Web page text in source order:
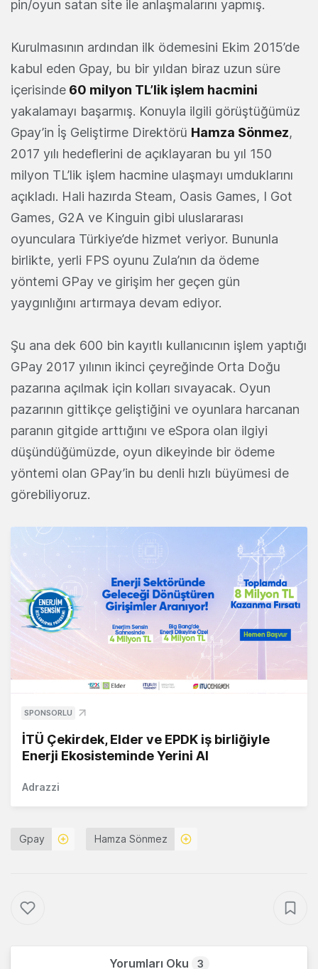
pin/oyun satan site ile anlaşmalarını yapmış.
Kurulmasının ardından ilk ödemesini Ekim 2015’de
kabul eden Gpay, bu bir yıldan biraz uzun süre
içerisinde 60 milyon TL’lik işlem hacmini
yakalamayı başarmış. Konuyla ilgili görüştüğümüz
Gpay’in İş Geliştirme Direktörü Hamza Sönmez,
2017 yılı hedeflerini de açıklayaran bu yıl 150
milyon TL’lik işlem hacmine ulaşmayı umduklarını
açıkladı. Hali hazırda Steam, Oasis Games, I Got
Games, G2A ve Kinguin gibi uluslararası
oyunculara Türkiye’de hizmet veriyor. Bununla
birlikte, yerli FPS oyunu Zula’nın da ödeme
yöntemi GPay ve girişim her geçen gün
yaygınlığını artırmaya devam ediyor.
Şu ana dek 600 bin kayıtlı kullanıcının işlem yaptığı
GPay 2017 yılının ikinci çeyreğinde Orta Doğu
pazarına açılmak için kolları sıvayacak. Oyun
pazarının gittikçe geliştiğini ve oyunlara harcanan
paranın gitgide arttığını ve eSpora olan ilgiyi
düşündüğümüzde, oyun dikeyinde bir ödeme
yöntemi olan GPay’in bu denli hızlı büyümesi de
görebiliyoruz.
SPONSORLU
İTÜ Çekirdek, Elder ve EPDK iş birliğiyle
Enerji Ekosisteminde Yerini Al
Adrazzi
Gpay Hamza Sönmez
Yorumları Oku 3